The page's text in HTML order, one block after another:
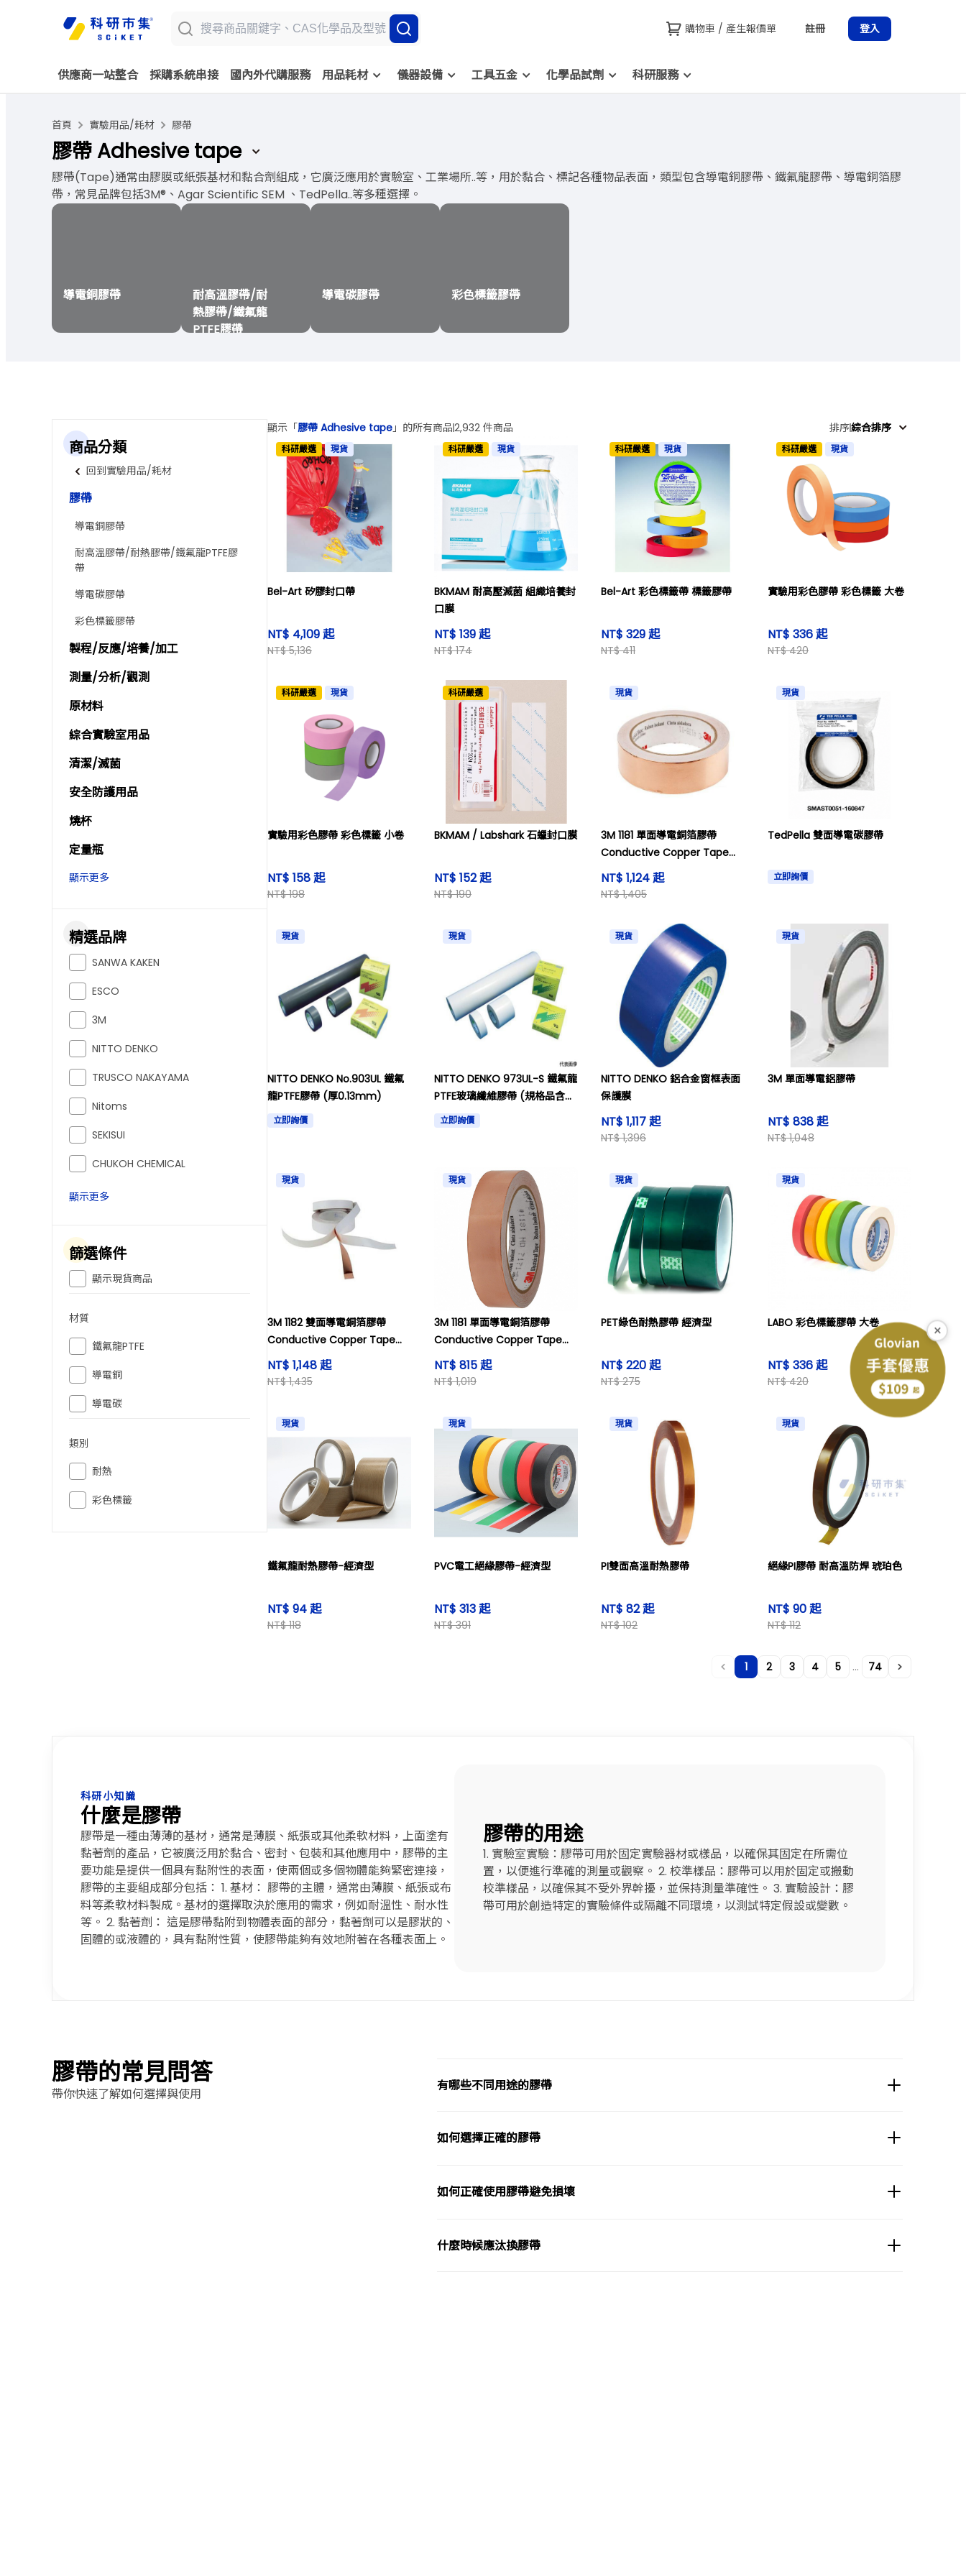
購物車 / 產生報價單 註冊 登入
供應商一站整合 採購系統串接 國內外代購服務 用品耗材 儀器設備 工具五金 化學品試劑 科研服務
首頁 實驗用品/耗材 膠帶
膠帶 Adhesive tape
膠帶(Tape)通常由膠膜或紙張基材和黏合劑組成，它廣泛應用於實驗室、工業場所..等，用於黏合、標記各種物品表面，類型包含導電銅膠帶、鐵氟龍膠帶、導電銅箔膠
帶，常見品牌包括3M®、Agar Scientific SEM 、TedPella..等多種選擇。
導電銅膠帶
耐高溫膠帶/耐
熱膠帶/鐵氟龍
PTFE膠帶
導電碳膠帶 彩色標籤膠帶
商品分類
回到實驗用品/耗材
膠帶
導電銅膠帶
耐高溫膠帶/耐熱膠帶/鐵氟龍PTFE膠
帶
導電碳膠帶
彩色標籤膠帶
製程/反應/培養/加工
測量/分析/觀測
原材料
綜合實驗室用品
清潔/滅菌
安全防護用品
燒杯
定量瓶
顯示更多
精選品牌
SANWA KAKEN
ESCO
3M
NITTO DENKO
TRUSCO NAKAYAMA
Nitoms
SEKISUI
CHUKOH CHEMICAL
顯示更多
篩選條件
顯示現貨商品
材質
鐵氟龍PTFE
導電銅
導電碳
類別
耐熱
彩色標籤
顯示「膠帶 Adhesive tape」的所有商品2,932 件商品 排序綜合排序
科研嚴選 現貨
Bel-Art 矽膠封口帶
NT$ 4,109 起
NT$ 5,136
科研嚴選 現貨
BKMAM 耐高壓滅菌 組織培養封
口膜
NT$ 139 起
NT$ 174
科研嚴選 現貨
Bel-Art 彩色標籤帶 標籤膠帶
NT$ 329 起
NT$ 411
科研嚴選 現貨
實驗用彩色膠帶 彩色標籤 大卷
NT$ 336 起
NT$ 420
科研嚴選 現貨
實驗用彩色膠帶 彩色標籤 小卷
NT$ 158 起
NT$ 198
科研嚴選
BKMAM / Labshark 石蠟封口膜
NT$ 152 起
NT$ 190
現貨
3M 1181 單面導電銅箔膠帶
Conductive Copper Tape
(16m)
NT$ 1,124 起
NT$ 1,405
現貨
TedPella 雙面導電碳膠帶
立即詢價
現貨
NITTO DENKO No.903UL 鐵氟
龍PTFE膠帶 (厚0.13mm)
立即詢價
現貨
NITTO DENKO 973UL-S 鐵氟龍
PTFE玻璃纖維膠帶 (規格品含紙
盒)立即詢價
現貨
NITTO DENKO 鋁合金窗框表面
保護膜
NT$ 1,117 起
NT$ 1,396
現貨
3M 單面導電鋁膠帶
NT$ 838 起
NT$ 1,048
現貨
3M 1182 雙面導電銅箔膠帶
Conductive Copper Tape
16.5M
NT$ 1,148 起
NT$ 1,435
現貨
3M 1181 單面導電銅箔膠帶
Conductive Copper Tape
(30m)
NT$ 815 起
NT$ 1,019
現貨
PET綠色耐熱膠帶 經濟型
NT$ 220 起
NT$ 275
現貨
LABO 彩色標籤膠帶 大卷
NT$ 336 起
NT$ 420
現貨
鐵氟龍耐熱膠帶-經濟型
NT$ 94 起
NT$ 118
現貨
PVC電工絕緣膠帶-經濟型
NT$ 313 起
NT$ 391
現貨
PI雙面高溫耐熱膠帶
NT$ 82 起
NT$ 102
現貨
絕緣PI膠帶 耐高溫防焊 琥珀色
NT$ 90 起
NT$ 112
1 2 3 4 5 ... 74
科研小知識
什麼是膠帶
膠帶是一種由薄薄的基材，通常是薄膜、紙張或其他柔軟材料，上面塗有
黏著劑的產品，它被廣泛用於黏合、密封、包裝和其他應用中，膠帶的主
要功能是提供一個具有黏附性的表面，使兩個或多個物體能夠緊密連接，
膠帶的主要組成部分包括： 1. 基材： 膠帶的主體，通常由薄膜、紙張或布
料等柔軟材料製成。基材的選擇取決於應用的需求，例如耐溫性、耐水性
等。 2. 黏著劑： 這是膠帶黏附到物體表面的部分，黏著劑可以是膠狀的、
固體的或液體的，具有黏附性質，使膠帶能夠有效地附著在各種表面上。
膠帶的用途
1. 實驗室實驗：膠帶可用於固定實驗器材或樣品，以確保其固定在所需位
置，以便進行準確的測量或觀察。 2. 校準樣品：膠帶可以用於固定或搬動
校準樣品，以確保其不受外界幹擾，並保持測量準確性。 3. 實驗設計：膠
帶可用於創造特定的實驗條件或隔離不同環境，以測試特定假設或變數。
膠帶的常見問答
帶你快速了解如何選擇與使用
有哪些不同用途的膠帶
如何選擇正確的膠帶
如何正確使用膠帶避免損壞
什麼時候應汰換膠帶
×